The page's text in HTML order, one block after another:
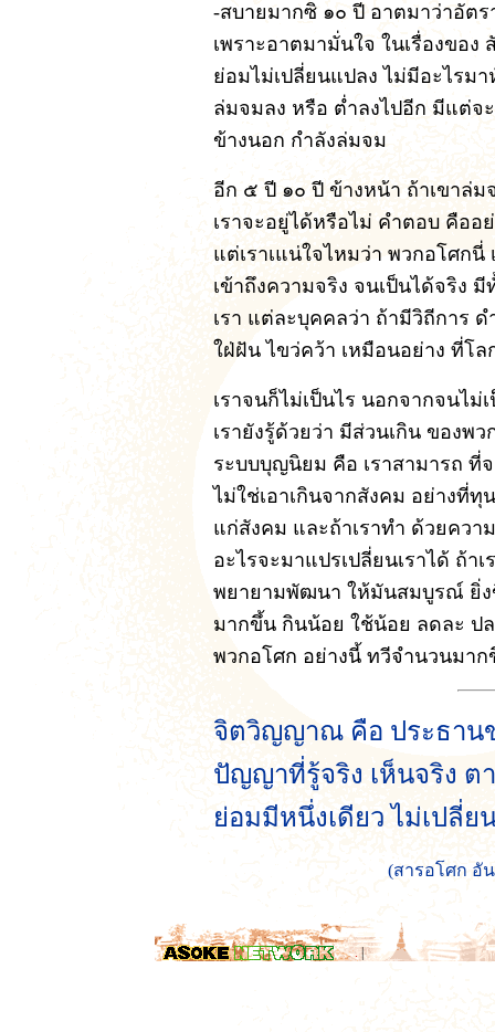
-สบายมากซิ ๑๐ ปี อาตมาว่าอัต
เพราะอาตมามั่นใจ ในเรื่องขอ
ย่อมไม่เปลี่ยนแปลง ไม่มีอะไรม
ล่มจมลง หรือ ต่ำลงไปอีก มีแต่
ข้างนอก กำลังล่มจม
อีก ๕ ปี ๑๐ ปี ข้างหน้า ถ้าเขาล่ม
เราจะอยู่ได้หรือไม่ คำตอบ คืออ
แต่เราเแน่ใจไหมว่า พวกอโศกนี่
เข้าถึงความจริง จนเป็นได้จริง
เรา แต่ละบุคคลว่า ถ้ามีวิถีการ
ใฝ่ฝัน ไขว่คว้า เหมือนอย่าง ที่โ
เราจนก็ไม่เป็นไร นอกจากจนไ
เรายังรู้ด้วยว่า มีส่วนเกิน ของพ
ระบบบุญนิยม คือ เราสามารถ ที่
ไม่ใช่เอาเกินจากสังคม อย่างที่ทุ
แก่สังคม และถ้าเราทำ ด้วยคว
อะไรจะมาแปรเปลี่ยนเราได้ ถ้า
พยายามพัฒนา ให้มันสมบูรณ์ ยิ่ง
มากขึ้น กินน้อย ใช้น้อย ลดละ ป
พวกอโศก อย่างนี้ ทวีจำนวนมาก
จิตวิญญาณ คือ ประธานข
ปัญญาที่รู้จริง เห็นจริง ต
ย่อมมีหนึ่งเดียว ไม่เปลี่ย
(สารอโศก
.|